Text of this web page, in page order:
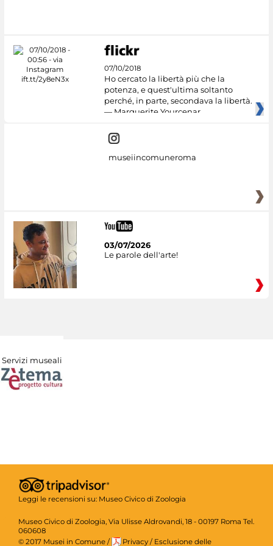
07/10/2018
Ho cercato la libertà più che la
potenza, e quest'ultima soltanto
perché, in parte, secondava la libertà.
— Marguerite Yourcenar
museiincomuneroma
03/07/2026
Le parole dell'arte!
Servizi museali
Leggi le recensioni su: Museo Civico di Zoologia
Museo Civico di Zoologia, Via Ulisse Aldrovandi, 18 - 00197 Roma Tel.
060608
© 2017 Musei in Comune / Privacy / Esclusione delle